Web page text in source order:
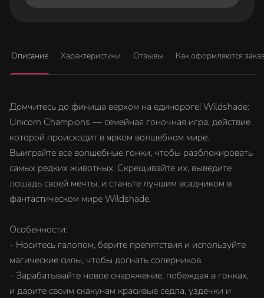
Описание Характеристики Отзывы Как оформляются
Домчитесь до финиша верхом на единороге! Wildshade:
Unicorn Champions — семейная гоночная игра, действие
которой происходит в ярком волшебном мире.
Выиграйте все волшебные гонки, чтобы разблокировать
самых редких животных. Скрещивайте их, выведите
лошадь своей мечты, и станьте лучшим всадником в
фантастическом мире Wildshade.
Особенности:
- Носитесь галопом, берите препятствия и используйте
магические силы, чтобы догнать соперников.
- Зарабатывайте новое снаряжение, побеждая в гонках,
и дарите своим скакунам красивые седла, уздечки и